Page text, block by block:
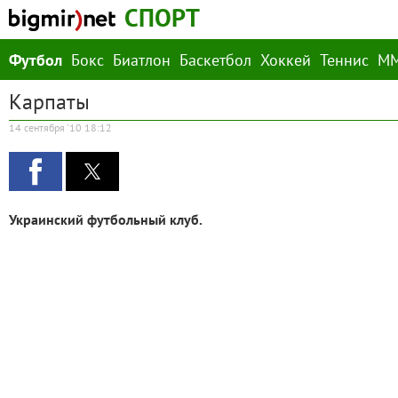
СПОРТ
Футбол Бокс Биатлон Баскетбол Хоккей Теннис
Карпаты
14 сентября '10 18:12
Украинский футбольный клуб.